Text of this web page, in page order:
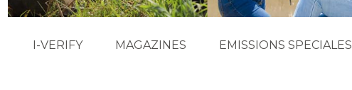
I-VERIFY MAGAZINES EMISSIONS SPECIALES